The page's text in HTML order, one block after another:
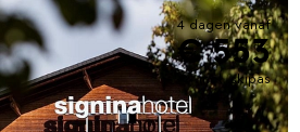
4 dagen vanaf
€ 553
incl. skipas